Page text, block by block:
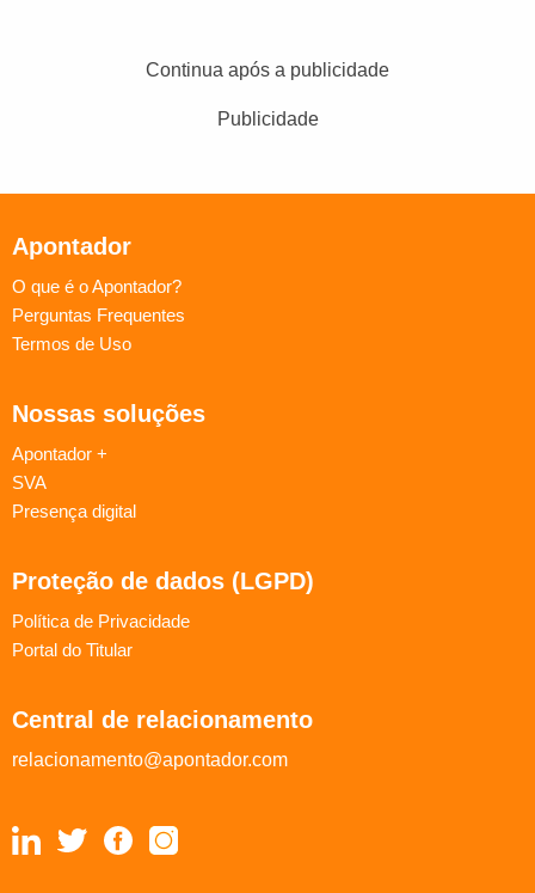
Continua após a publicidade
Publicidade
Apontador
O que é o Apontador?
Perguntas Frequentes
Termos de Uso
Nossas soluções
Apontador +
SVA
Presença digital
Proteção de dados (LGPD)
Política de Privacidade
Portal do Titular
Central de relacionamento
relacionamento@apontador.com